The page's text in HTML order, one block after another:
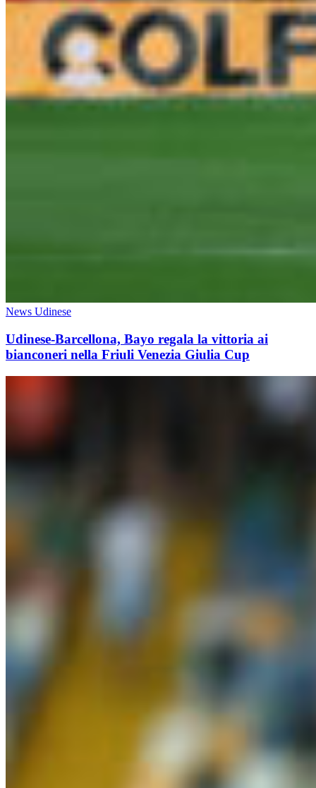
News Udinese
Udinese-Barcellona, Bayo regala la vittoria ai
bianconeri nella Friuli Venezia Giulia Cup